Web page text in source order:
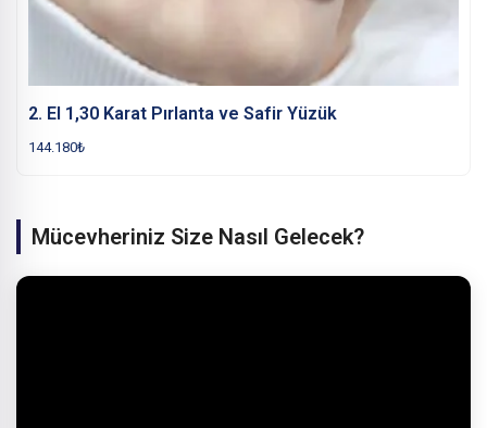
2. El 1,30 Karat Pırlanta ve Safir Yüzük
144.180₺
Mücevheriniz Size Nasıl Gelecek?